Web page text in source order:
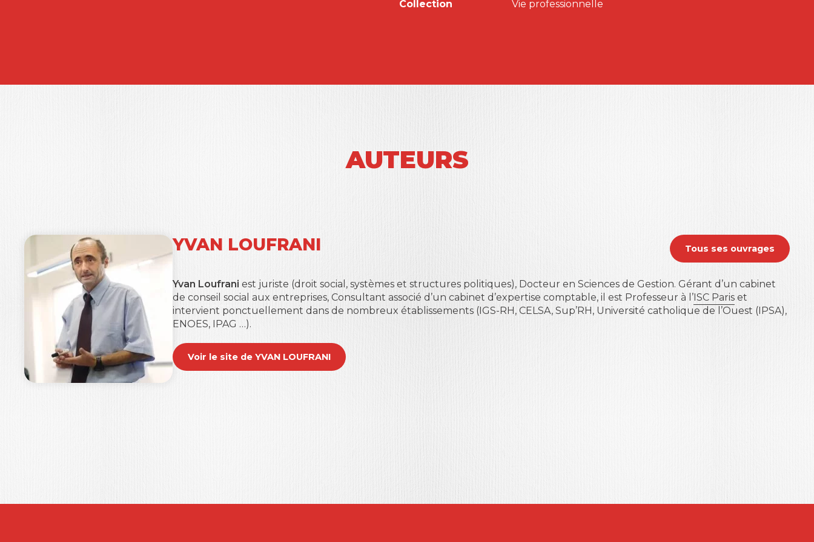
Collection Vie professionnelle
AUTEURS
YVAN LOUFRANI Tous ses ouvrages
Yvan Loufrani est juriste (droit social, systèmes et structures politiques), Docteur en Sciences de Gestion. Gérant d’un cabinet
de conseil social aux entreprises, Consultant associé d’un cabinet d’expertise comptable, il est Professeur à l’ISC Paris et
intervient ponctuellement dans de nombreux établissements (IGS-RH, CELSA, Sup’RH, Université catholique de l’Ouest (IPSA),
ENOES, IPAG …).
Voir le site de YVAN LOUFRANI